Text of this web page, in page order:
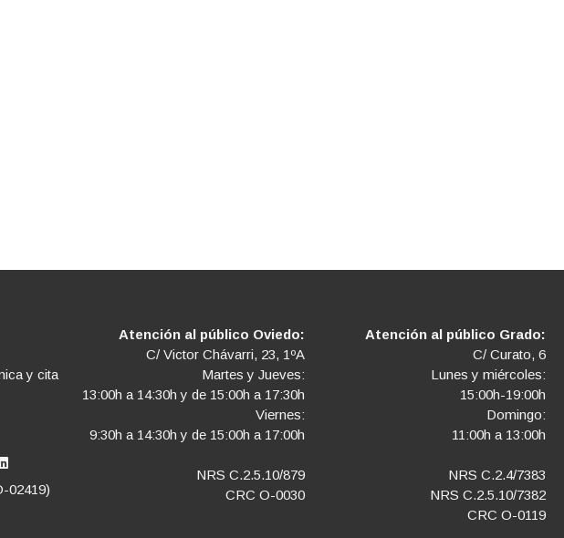
y cita
02419)
Atención al público Oviedo:
C/ Victor Chávarri, 23, 1ºA
Martes y Jueves:
13:00h a 14:30h y de 15:00h a 17:30h
Viernes:
9:30h a 14:30h y de 15:00h a 17:00h
NRS C.2.5.10/879
CRC O-0030
Atención al público Grado:
C/ Curato, 6
Lunes y miércoles:
15:00h-19:00h
Domingo:
11:00h a 13:00h
NRS C.2.4/7383
NRS C.2.5.10/7382
CRC O-0119